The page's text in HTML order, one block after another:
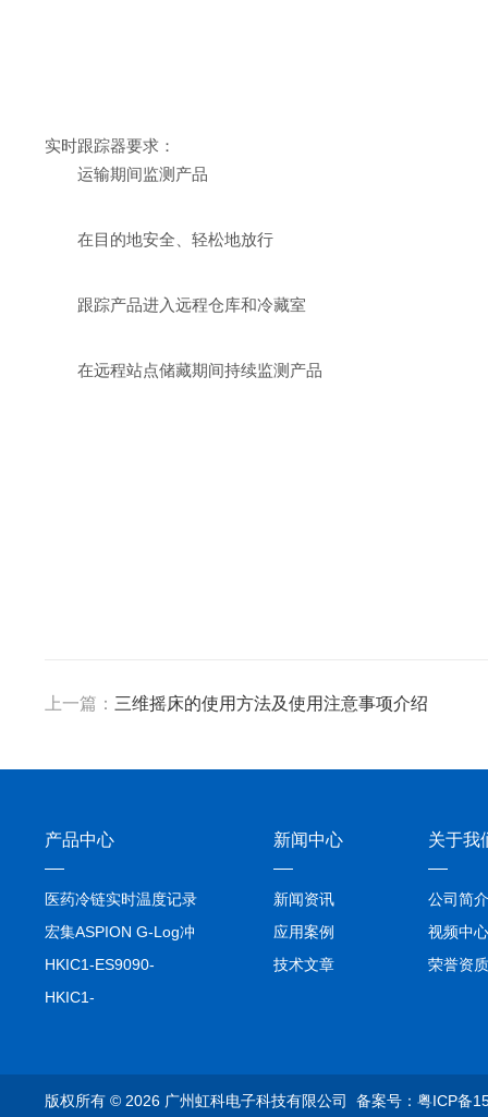
实时跟踪器要求：
运输期间监测产品
在目的地安全、轻松地放行
跟踪产品进入远程仓库和冷藏室
在远程站点储藏期间持续监测产品
上一篇： 三维摇床的使用方法及使用注意事项介绍
产品中心
医药冷链实时温度记录
仪TIVE Solo 5G
宏集ASPION G-Log冲
击记录仪
HKIC1-ES9090-
setA100/1000base-T1
HKIC1-
析仪
新闻中心
新闻资讯
应用案例
技术文章
关于我
公司简介
视频中心
荣誉资质
版权所有 © 2026 广州虹科电子科技有限公司 备案号：粤ICP备